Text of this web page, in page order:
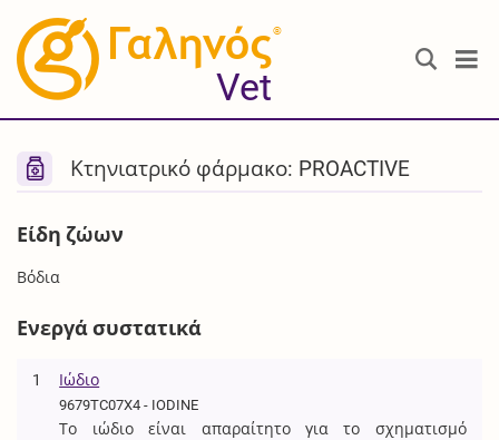
®
Vet
Κτηνιατρικό φάρμακο: PROACTIVE
Είδη ζώων
Βόδια
Ενεργά συστατικά
1 Ιώδιο
9679TC07X4 - IODINE
Το ιώδιο είναι απαραίτητο για το σχηματισμό